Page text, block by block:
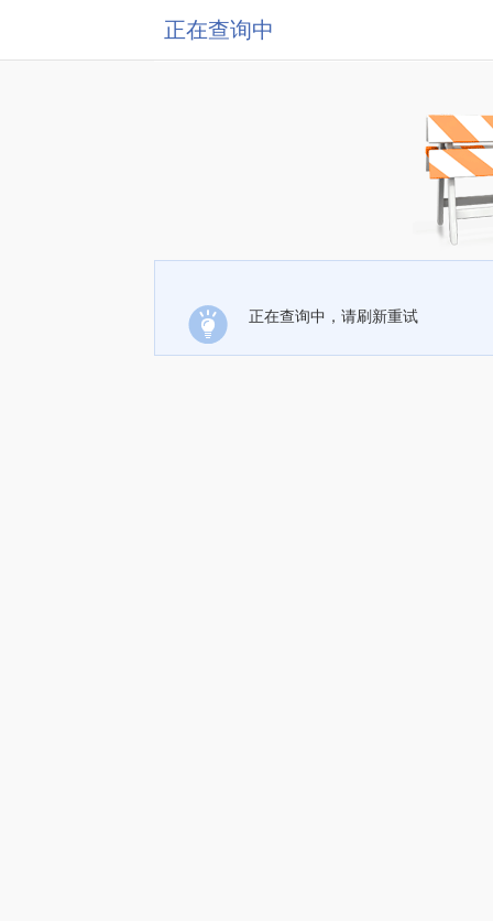
正在查询中
正在查询中，请刷新重试